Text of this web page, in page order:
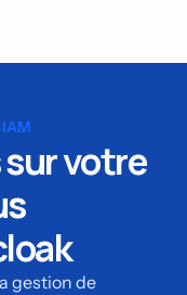
votre
gestion de